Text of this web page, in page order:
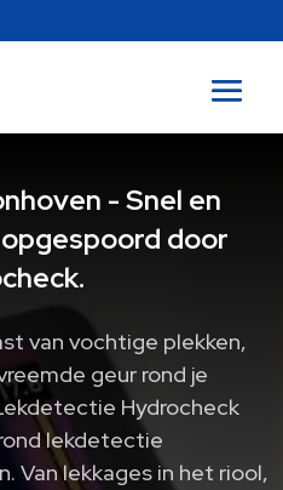
- Snel en
door
van vochtige plekken,
geur rond je
Hydrocheck
lekdetectie
Van lekkages in het riool,